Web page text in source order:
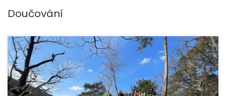
Doučování
Organizace EUROTOPIA.CZ, o.p.s. úspěšně uzavřela